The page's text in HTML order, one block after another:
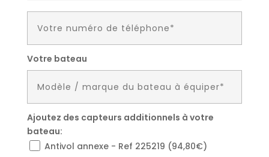
Votre bateau
Ajoutez des capteurs additionnels à votre
bateau:
Antivol annexe - Ref 225219 (94,80€)